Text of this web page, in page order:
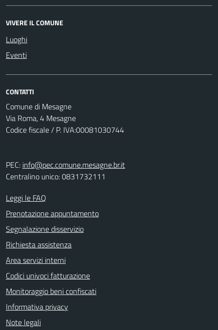
VIVERE IL COMUNE
Luoghi
Eventi
CONTATTI
Comune di Mesagne
Via Roma, 4 Mesagne
Codice fiscale / P. IVA:00081030744
PEC: info@pec.comune.mesagne.br.it
Centralino unico: 0831732111
Leggi le FAQ
Prenotazione appuntamento
Segnalazione disservizio
Richiesta assistenza
Area servizi interni
Codici univoci fatturazione
Monitoraggio beni confiscati
Informativa privacy
Note legali